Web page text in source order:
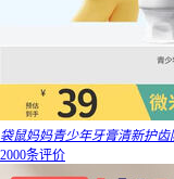
袋鼠妈妈青少年牙膏清新护齿
2000条评价